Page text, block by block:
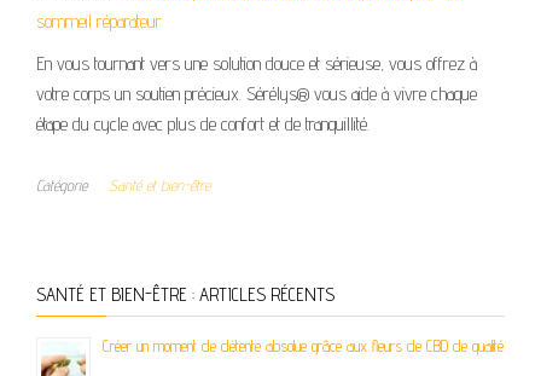
sommeil réparateur
En vous tournant vers une solution douce et sérieuse, vous offrez à
votre corps un soutien précieux. Sérélys® vous aide à vivre chaque
étape du cycle avec plus de confort et de tranquillité.
Catégorie Santé et bien-être
SANTÉ ET BIEN-ÊTRE : ARTICLES RÉCENTS
Créer un moment de détente absolue grâce aux fleurs de CBD de qualité